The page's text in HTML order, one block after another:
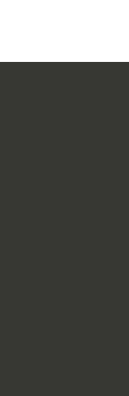
transport
refer to
mailboxes,
unit,